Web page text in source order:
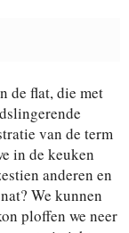
de flat, die met
van de term
in de keuken
anderen en
We kunnen
ploffen we neer